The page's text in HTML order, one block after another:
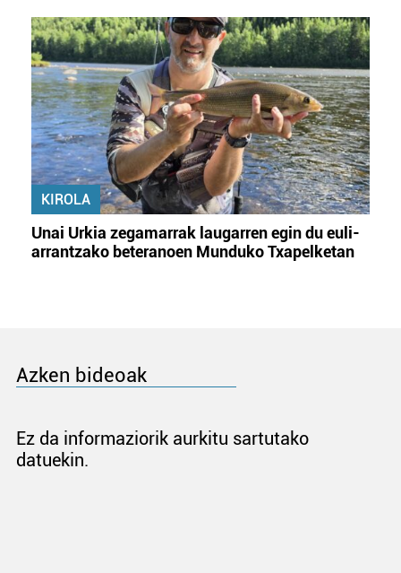
KIROLA
Unai Urkia zegamarrak laugarren egin du euli-
arrantzako beteranoen Munduko Txapelketan
Azken bideoak
Ez da informaziorik aurkitu sartutako
datuekin.